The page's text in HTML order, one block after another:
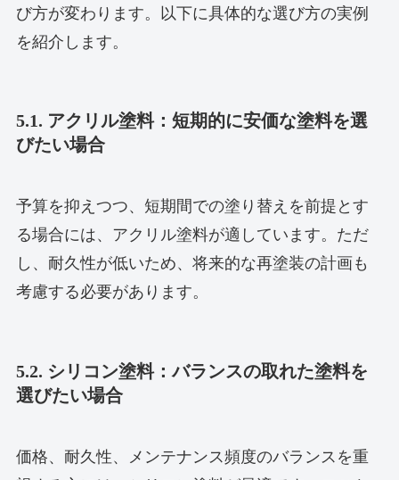
び方が変わります。以下に具体的な選び方の実例
を紹介します。
5.1. アクリル塗料：短期的に安価な塗料を選
びたい場合
予算を抑えつつ、短期間での塗り替えを前提とす
る場合には、アクリル塗料が適しています。ただ
し、耐久性が低いため、将来的な再塗装の計画も
考慮する必要があります。
5.2. シリコン塗料：バランスの取れた塗料を
選びたい場合
価格、耐久性、メンテナンス頻度のバランスを重